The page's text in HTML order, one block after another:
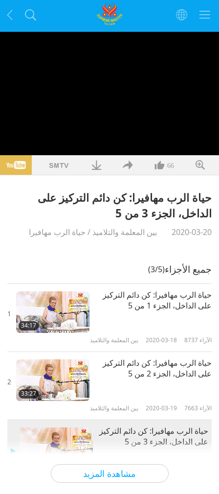
66
حياة الرب مهافيرا: كن دائم التركيز على
الداخل، الجزء 3 من 5
2020-03-20 بين المعلمة والتلاميذ / حياة الرب مهافيرا
مشاهدة المزيد
جميع الأجزاء(3/5)
1
34:17
حياة الرب مهافيرا: كن دائم التركيز
على الداخل، الجزء 1 من 5
بين المعلمة والتلاميذ 2020-03-18 8737 الآراء
2
33:27
حياة الرب مهافيرا: كن دائم التركيز
على الداخل، الجزء 2 من 5
بين المعلمة والتلاميذ 2020-03-19 7663 الآراء
حياة الرب مهافيرا: كن دائم التركيز
على الداخل، الجزء 3 من 5
بين المعلمة والتلاميذ 2020-03-20